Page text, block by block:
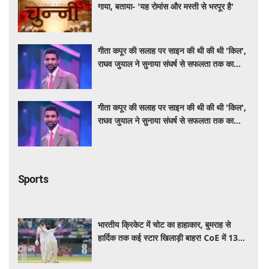
गाया, बताया- 'यह रोमांस और मस्ती से भरपूर है'
गीता कपूर की सलाह पर साइन की थी की थी 'किल',
राघव जुयाल ने सुनाया संघर्ष से सफलता तक का
गीता कपूर की सलाह पर साइन की थी की थी 'किल',
राघव जुयाल ने सुनाया संघर्ष से सफलता तक का
Sports
भारतीय क्रिकेट में चोट का हाहाकार, बुमराह से
हार्दिक तक कई स्टार खिलाड़ी बाहर! CoE में 13